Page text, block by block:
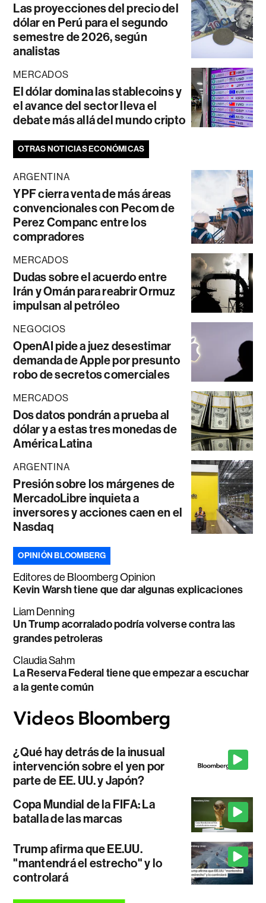
Las proyecciones del precio del
dólar en Perú para el segundo
semestre de 2026, según
analistas
MERCADOS
El dólar domina las stablecoins y
el avance del sector lleva el
debate más allá del mundo cripto
OTRAS NOTICIAS ECONÓMICAS
ARGENTINA
YPF cierra venta de más áreas
convencionales con Pecom de
Perez Companc entre los
compradores
MERCADOS
Dudas sobre el acuerdo entre
Irán y Omán para reabrir Ormuz
impulsan al petróleo
NEGOCIOS
OpenAI pide a juez desestimar
demanda de Apple por presunto
robo de secretos comerciales
MERCADOS
Dos datos pondrán a prueba al
dólar y a estas tres monedas de
América Latina
ARGENTINA
Presión sobre los márgenes de
MercadoLibre inquieta a
inversores y acciones caen en el
Nasdaq
OPINIÓN BLOOMBERG
Editores de Bloomberg Opinion
Kevin Warsh tiene que dar algunas explicaciones
Liam Denning
Un Trump acorralado podría volverse contra las
grandes petroleras
Claudia Sahm
La Reserva Federal tiene que empezar a escuchar
a la gente común
¿Qué hay detrás de la inusual
intervención sobre el yen por
parte de EE. UU. y Japón?
Copa Mundial de la FIFA: La
batalla de las marcas
Trump afirma que EE.UU.
"mantendrá el estrecho" y lo
controlará